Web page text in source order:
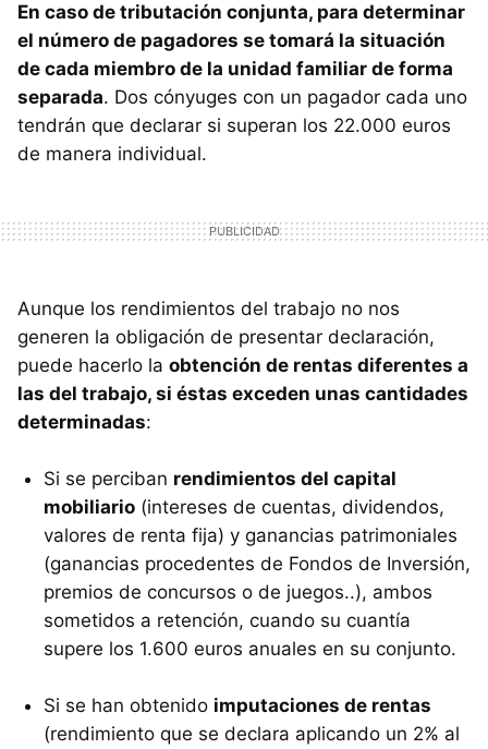
En caso de tributación conjunta, para determinar
el número de pagadores se tomará la situación
de cada miembro de la unidad familiar de forma
separada. Dos cónyuges con un pagador cada uno
tendrán que declarar si superan los 22.000 euros
de manera individual.
Aunque los rendimientos del trabajo no nos
generen la obligación de presentar declaración,
puede hacerlo la obtención de rentas diferentes a
las del trabajo, si éstas exceden unas cantidades
determinadas:
Si se perciban rendimientos del capital
mobiliario (intereses de cuentas, dividendos,
valores de renta fija) y ganancias patrimoniales
(ganancias procedentes de Fondos de Inversión,
premios de concursos o de juegos..), ambos
sometidos a retención, cuando su cuantía
supere los 1.600 euros anuales en su conjunto.
Si se han obtenido imputaciones de rentas
(rendimiento que se declara aplicando un 2% al